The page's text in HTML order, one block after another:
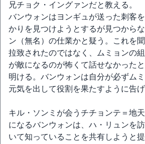
兄チョク・イングァンだと教える。
バンウォンはヨンギュが送った刺客
かりを見つけようとするが見つから
ン（無名）の仕業かと疑う。これを
拉致されたのではなく、ムミョンの
が敵になるのが怖くて話せなかった
明ける。バンウォンは自分が必ずム
元気を出して役割を果たすように告げ
キル・ソンミが会うチチョンテ＝地
になるバンウォンは、ハ・リュンを
いて知っていることを共有しようと